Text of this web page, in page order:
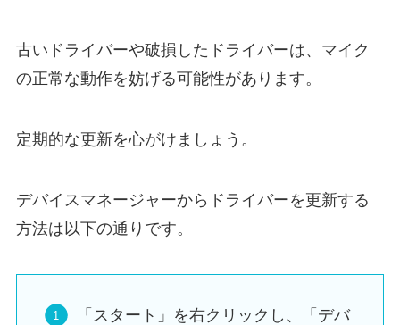
古いドライバーや破損したドライバーは、マイク
の正常な動作を妨げる可能性があります。
定期的な更新を心がけましょう。
デバイスマネージャーからドライバーを更新する
方法は以下の通りです。
「スタート」を右クリックし、「デバ